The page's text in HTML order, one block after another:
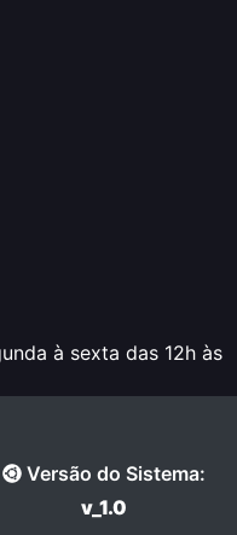
à sexta das 12h às
Versão do Sistema:
v_1.0